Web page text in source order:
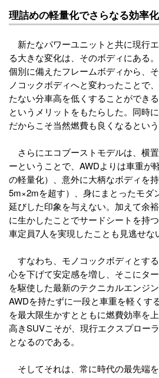
理詰めの軽量化でさらなる効率
新たなパワーユニットと共に現行
る大きな変化は、そのボディにある
個別に備えたフレームボディから、
ノコックボディへと変わったことで
たない分車高を低くすることができ
というメリットをもたらした。同時
だからこそ当然燃費も良くなるとい
さらにエコブーストモデルは、横
ーということで、AWDよりは車重が
の軽量化）、意外に大柄なボディを
5m×2mを超す）、身にまとったモダ
延びした印象を与えない。加えて余
に生かしたことでサードシートを持
車定員7人を実現したことも見逃せな
すなわち、モノコックボディとす
心を下げて安定感を増し、そこにタ
を駆使した最新のテクニカルエンジ
AWDを持たずに一段と車重を軽くす
を最大限生かすとともに燃費効率を
高きSUVこそが、現行エクスプロー
となるのである。
そしてそれは、常に時代の最先端